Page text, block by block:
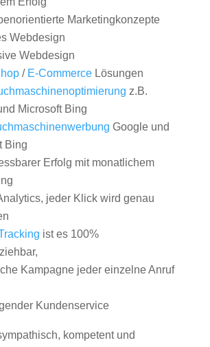
Marketingkonzepte
Webdesign
Webdesign
/ E-CommerceLösungen
z.B.
Microsoft Bing
Google und
Bing
Erfolg mit monatlichem
jeder Klick wird genau
ist es 100%
Kampagne jeder einzelne Anruf
Kundenservice
kompetent und